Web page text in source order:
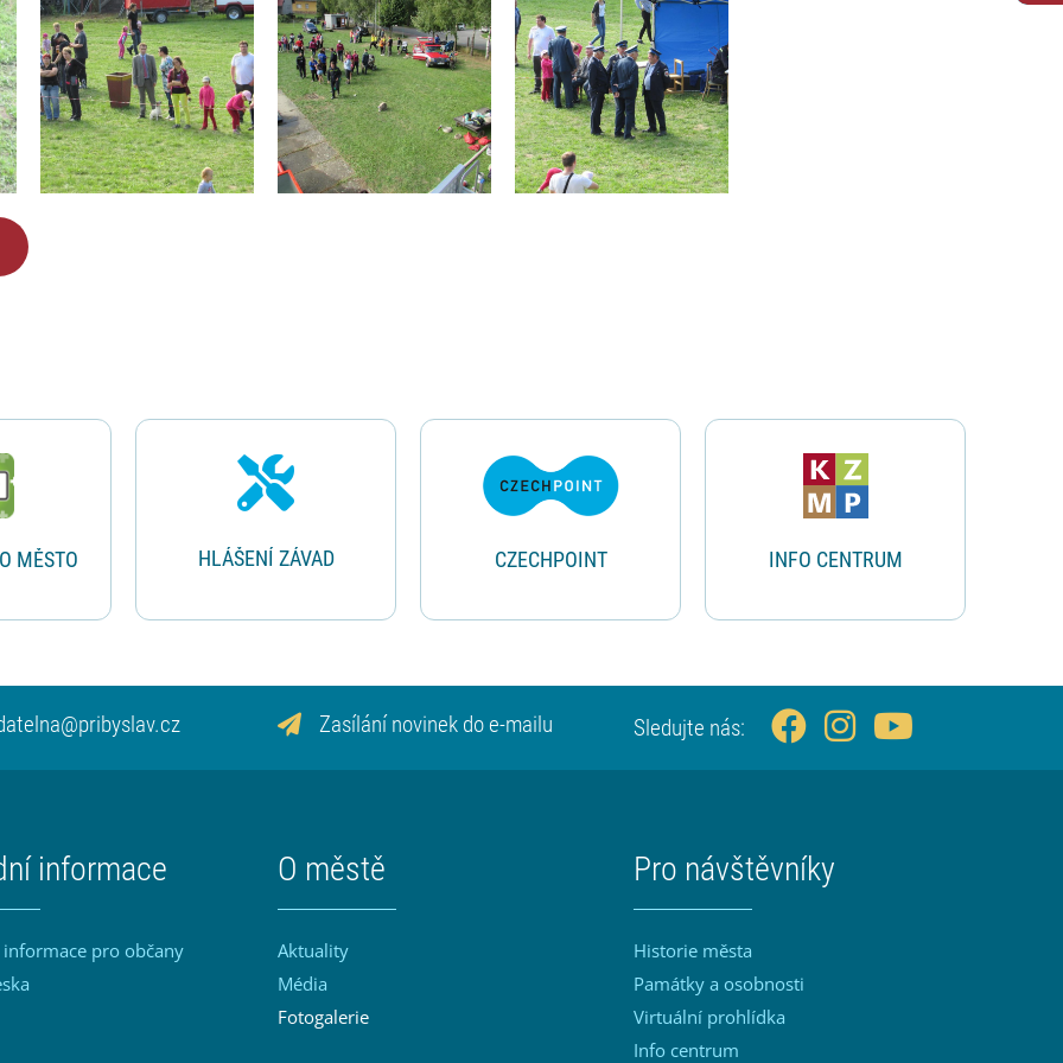
MĚSTO HLÁŠENÍ ZÁVAD CZECHPOINT INFO CENTRUM
Zasílání novinek do e-mailu Sledujte nás:
informace
informace pro občany
O městě
Aktuality
Média
Fotogalerie
Pro návštěvníky
Historie města
Památky a osobnosti
Virtuální prohlídka
Info centrum